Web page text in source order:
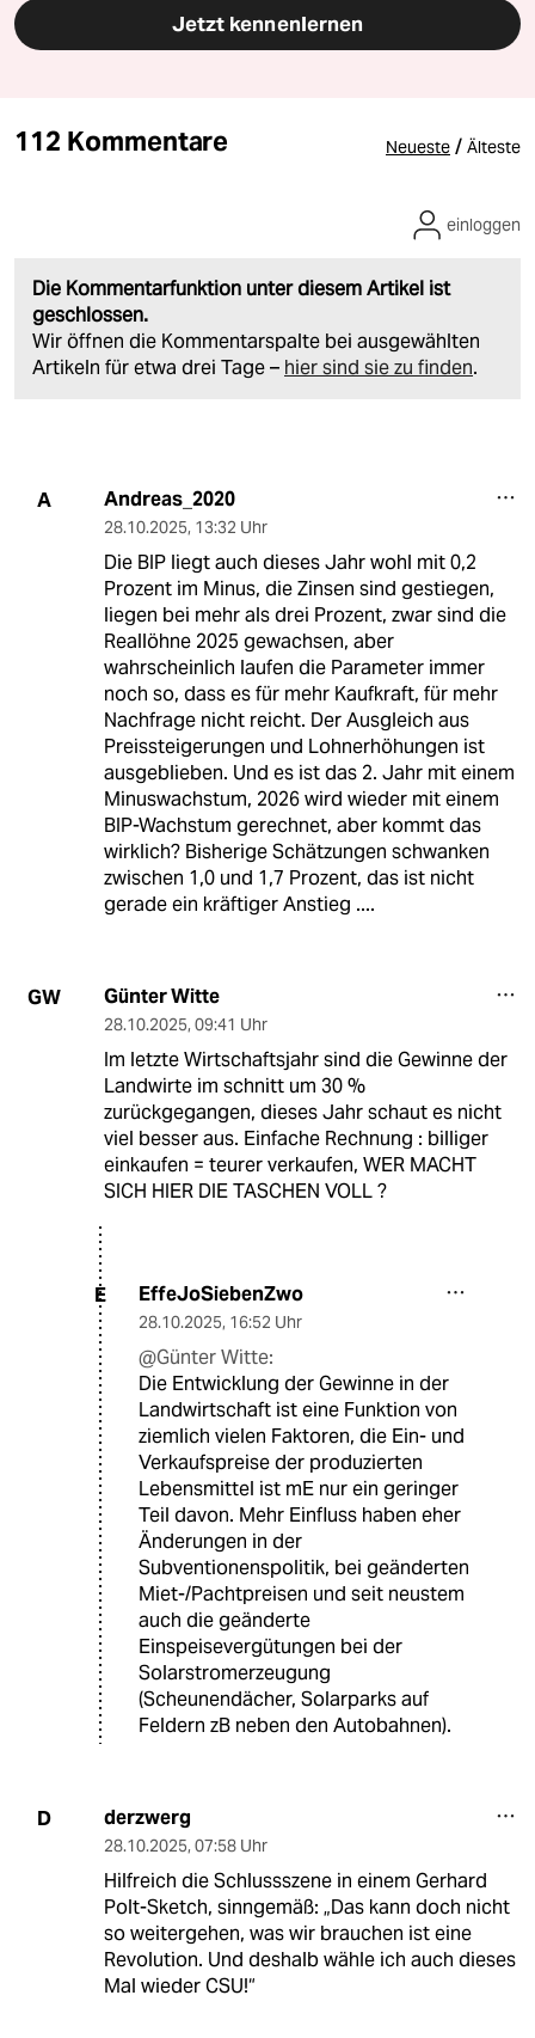
Jetzt kennenlernen
112 Kommentare Neueste / Älteste
Die Kommentarfunktion unter diesem Artikel ist
geschlossen.
Wir öffnen die Kommentarspalte bei ausgewählten
Artikeln für etwa drei Tage – hier sind sie zu finden.
einloggen
A Andreas_2020
28.10.2025, 13:32 Uhr
Die BIP liegt auch dieses Jahr wohl mit 0,2
Prozent im Minus, die Zinsen sind gestiegen,
liegen bei mehr als drei Prozent, zwar sind die
Reallöhne 2025 gewachsen, aber
wahrscheinlich laufen die Parameter immer
noch so, dass es für mehr Kaufkraft, für mehr
Nachfrage nicht reicht. Der Ausgleich aus
Preissteigerungen und Lohnerhöhungen ist
ausgeblieben. Und es ist das 2. Jahr mit einem
Minuswachstum, 2026 wird wieder mit einem
BIP-Wachstum gerechnet, aber kommt das
wirklich? Bisherige Schätzungen schwanken
zwischen 1,0 und 1,7 Prozent, das ist nicht
gerade ein kräftiger Anstieg ....
GW Günter Witte
28.10.2025, 09:41 Uhr
Im letzte Wirtschaftsjahr sind die Gewinne der
Landwirte im schnitt um 30 %
zurückgegangen, dieses Jahr schaut es nicht
viel besser aus. Einfache Rechnung : billiger
einkaufen = teurer verkaufen, WER MACHT
SICH HIER DIE TASCHEN VOLL ?
E EffeJoSiebenZwo
28.10.2025, 16:52 Uhr
@Günter Witte:
Die Entwicklung der Gewinne in der
Landwirtschaft ist eine Funktion von
ziemlich vielen Faktoren, die Ein- und
Verkaufspreise der produzierten
Lebensmittel ist mE nur ein geringer
Teil davon. Mehr Einfluss haben eher
Änderungen in der
Subventionenspolitik, bei geänderten
Miet-/Pachtpreisen und seit neustem
auch die geänderte
Einspeisevergütungen bei der
Solarstromerzeugung
(Scheunendächer, Solarparks auf
Feldern zB neben den Autobahnen).
D derzwerg
28.10.2025, 07:58 Uhr
Hilfreich die Schlussszene in einem Gerhard
Polt-Sketch, sinngemäß: „Das kann doch nicht
so weitergehen, was wir brauchen ist eine
Revolution. Und deshalb wähle ich auch dieses
Mal wieder CSU!“